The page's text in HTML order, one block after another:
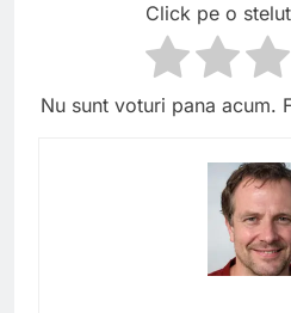
Click pe o
Nu sunt voturi pana acum.